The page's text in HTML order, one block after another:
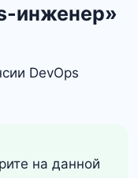
инженер»
на данной